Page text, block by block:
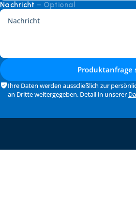
Nachricht – Optional
Produktanfrage
Ihre Daten werden ausscließlich zur
an Dritte weitergegeben. Detail in unserer